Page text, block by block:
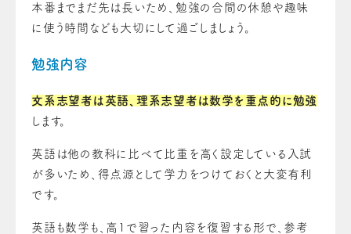
本番までまだ先は長いため、勉強の合間の休憩や趣味
に使う時間なども大切にして過ごしましょう。
勉強内容
文系志望者は英語、理系志望者は数学を重点的に勉強
します。
英語は他の教科に比べて比重を高く設定している入試
が多いため、得点源として学力をつけておくと大変有利
です。
英語も数学も、高1で習った内容を復習する形で、参考